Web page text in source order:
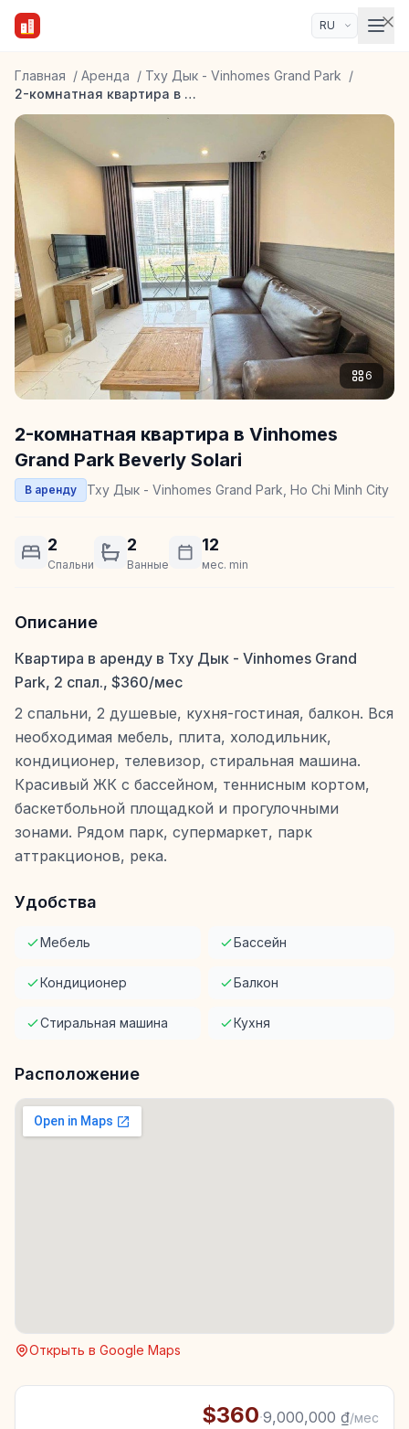
Главная / Аренда / Тху Дык - Vinhomes Grand Park /
2-комнатная квартира в Vinhomes Grand Park Beverly Solari
6
2-комнатная квартира в Vinhomes
Grand Park Beverly Solari
В аренду Тху Дык - Vinhomes Grand Park, Ho Chi Minh City
2
Спальни
2
Ванные
12
мес. min
Описание
Квартира в аренду в Тху Дык - Vinhomes Grand
Park, 2 спал., $360/мес
2 спальни, 2 душевые, кухня-гостиная, балкон. Вся
необходимая мебель, плита, холодильник,
кондиционер, телевизор, стиральная машина.
Красивый ЖК с бассейном, теннисным кортом,
баскетбольной площадкой и прогулочными
зонами. Рядом парк, супермаркет, парк
аттракционов, река.
Удобства
Мебель Бассейн
Кондиционер Балкон
Стиральная машина Кухня
Расположение
Открыть в Google Maps
$360·9,000,000 ₫/мес